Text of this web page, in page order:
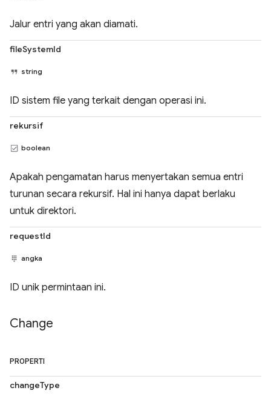
Jalur entri yang akan diamati.
fileSystemId
string
ID sistem file yang terkait dengan operasi ini.
rekursif
boolean
Apakah pengamatan harus menyertakan semua entri
turunan secara rekursif. Hal ini hanya dapat berlaku
untuk direktori.
requestId
angka
ID unik permintaan ini.
Change
PROPERTI
changeType